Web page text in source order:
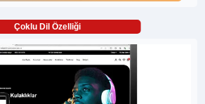
Çoklu Dil Özelliği